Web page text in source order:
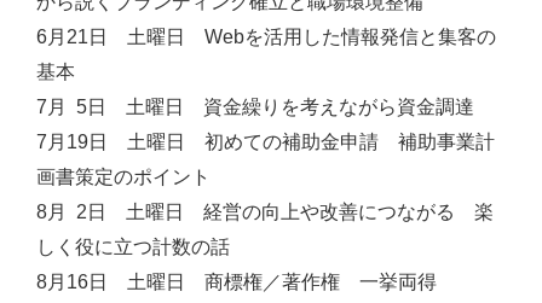
6月21日 土曜日 Webを活用した情報発信と集客の
基本
7月 5日 土曜日 資金繰りを考えながら資金調達
7月19日 土曜日 初めての補助金申請 補助事業計
画書策定のポイント
8月 2日 土曜日 経営の向上や改善につながる 楽
しく役に立つ計数の話
8月16日 土曜日 商標権／著作権 一挙両得